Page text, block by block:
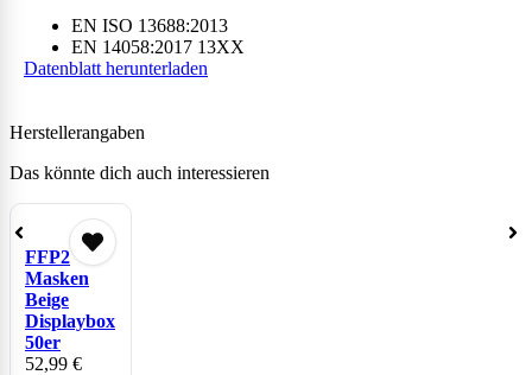
EN ISO 13688:2013
EN 14058:2017 13XX
Datenblatt herunterladen
Herstellerangaben
Das könnte dich auch interessieren
FFP2
Masken
Beige
Displaybox
50er
52,99 €